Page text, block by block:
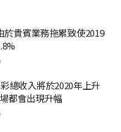
貴賓業務拖累致使2019
總收入將於2020年上升
都會出現升幅